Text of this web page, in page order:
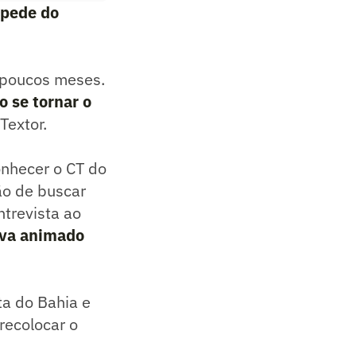
do
meses.
se tornar o
o CT do
de buscar
ao
animado
do Bahia e
o